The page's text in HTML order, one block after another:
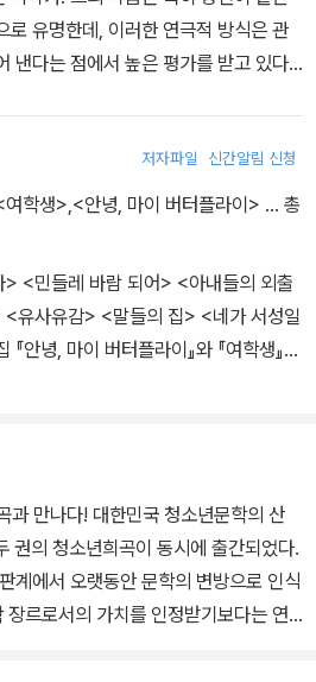
로 유명한데, 이러한 연극적 방식은 관
낸다는 점에서 높은 평가를 받고 있다.
(2007) 들이 있으며, 미국국제교육연
작품상을 비롯해 많은 상과 기금을 받
『Selkie Girl』을 발표해 독자들로부
저자파일 신간알림 신청
여학생> <안녕, 마이 버터플라이> … 총
<민들레 바람 되어> <아내들의 외출
유사유감> <말들의 집> <네가 서성일
안녕, 마이 버터플라이』와 『여학생』
과 만나다! 대한민국 청소년문학의 산
권의 청소년희곡이 동시에 출간되었다.
계에서 오랫동안 문학의 변방으로 인식
르로서의 가치를 인정받기보다는 연